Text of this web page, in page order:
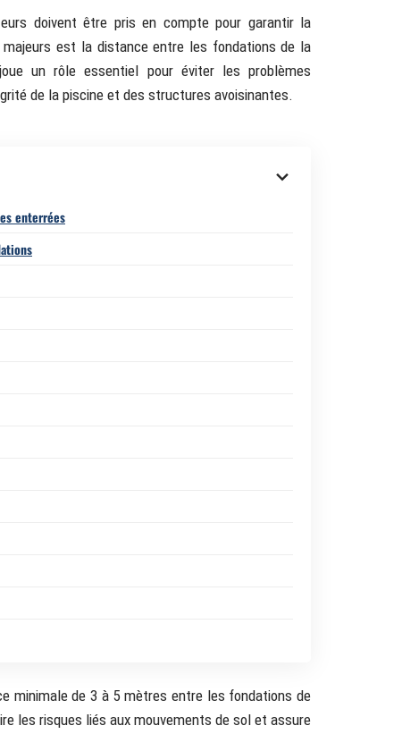
doivent être pris en compte pour garantir la
est la distance entre les fondations de la
un rôle essentiel pour éviter les problèmes
de la piscine et des structures avoisinantes.
enterrées
minimale de 3 à 5 mètres entre les fondations de
les risques liés aux mouvements de sol et assure